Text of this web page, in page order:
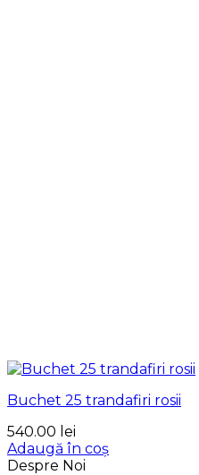
Buchet 25 trandafiri rosii
540.00 lei
Adaugă în coș
Despre Noi